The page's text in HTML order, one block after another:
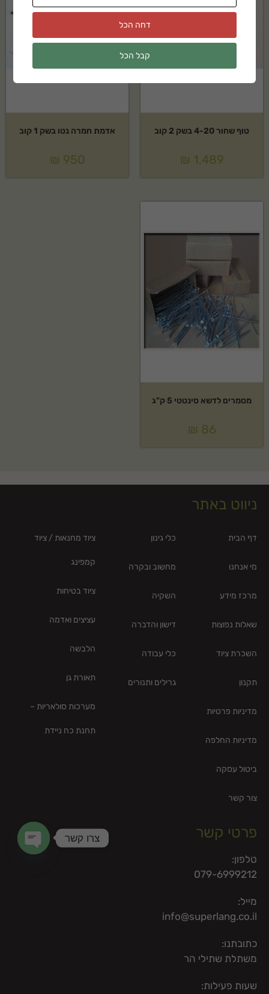
טוף שחור 4-20 בשק 2 קוב
₪ 1,489
אדמת חמרה נטו בשק 1 קוב
₪ 950
מסמרים לדשא סינטטי 5 ק"ג
₪ 86
ניווט באתר
דף הבית
מי אנחנו
מרכז מידע
שאלות נפוצות
השכרת ציוד
תקנון
מדיניות פרטיות
מדיניות החלפה
ביטול עסקה
צור קשר
כלי גינון
מחשוב ובקרה
השקיה
דישון והדברה
כלי עבודה
גרילים ותנורים
ציוד מחנאות / ציוד
קמפינג
ציוד בטיחות
עציצים ואדמה
הלבשה
תאורת גן
מערכות סולאריות –
תחנת כח ניידת
פרטי קשר
טלפון:
079-6999212
מייל:
info@superlang.co.il
כתובתנו:
משתלת שתילי הר
שעות פעילות:
דחה הכל
קבל הכל
צרו קשר